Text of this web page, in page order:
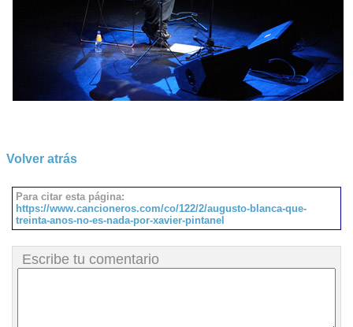
Volver atrás
Para citar esta página:
https://www.cancioneros.com/co/122/2/augusto-blanca-que-
treinta-anos-no-es-nada-por-xavier-pintanel
Escribe tu comentario